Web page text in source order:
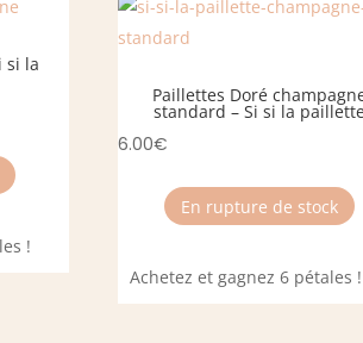
si la
!
Paillettes Doré
standard – Si si la
6.00€
En rupture de stock
Achetez et gagnez 6 pétales !